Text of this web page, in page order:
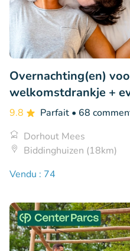
Overnachting(en)
welkomstdrankje +
9.8 Parfait • 68
Dorhout Mees
Biddinghuizen (18km)
Vendu : 74